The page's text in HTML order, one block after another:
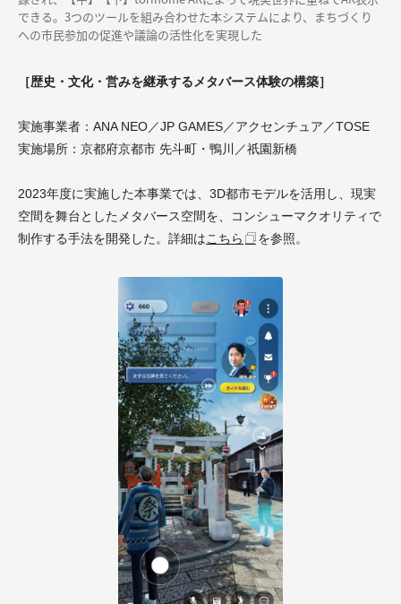
できる。3つのツールを組み合わせた本システムにより、まちづくり
への市民参加の促進や議論の活性化を実現した
［歴史・文化・営みを継承するメタバース体験の構築］
実施事業者：ANA NEO／JP GAMES／アクセンチュア／TOSE
実施場所：京都府京都市 先斗町・鴨川／祇園新橋
2023年度に実施した本事業では、3D都市モデルを活用し、現実
空間を舞台としたメタバース空間を、コンシューマクオリティで
制作する手法を開発した。詳細はこちら を参照。